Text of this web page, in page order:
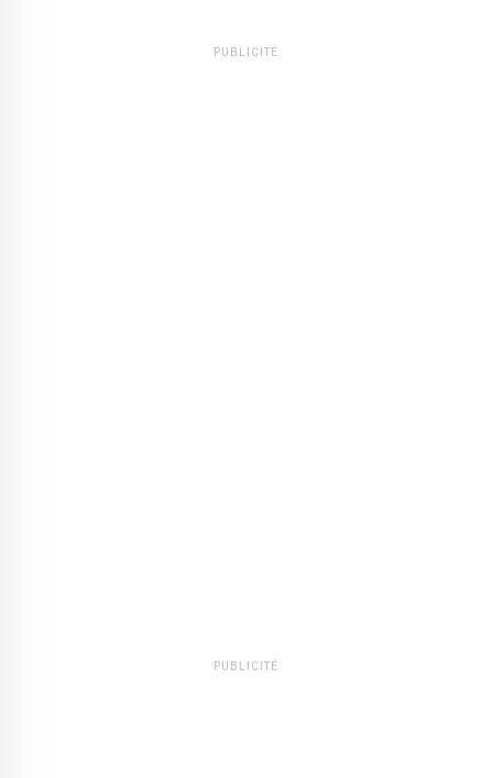
PUBLICITÉ
PUBLICITÉ